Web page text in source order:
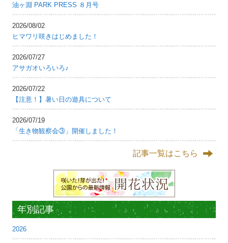
油ヶ淵 PARK PRESS ８月号
2026/08/02
ヒマワリ咲きはじめました！
2026/07/27
アサガオいろいろ♪
2026/07/22
【注意！】暑い日の遊具について
2026/07/19
「生き物観察会③」開催しました！
記事一覧はこちら
年別記事
2026